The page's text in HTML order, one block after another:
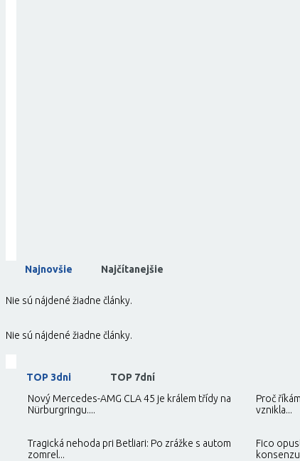
Najnovšie Najčítanejšie
Nie sú nájdené žiadne články.
Nie sú nájdené žiadne články.
TOP 3dni
TOP 7dní
Nový Mercedes-AMG CLA 45 je králem třídy na
Nürburgringu....
Proč
vznikla...
Tragická nehoda pri Betliari: Po zrážke s autom
zomrel...
Fico